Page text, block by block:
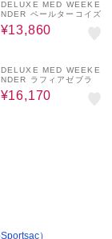
DELUXE MED WEEKE
NDER ペールターコイズ
¥13,860
DELUXE MED WEEKE
NDER ラフィアゼブラ
¥16,170
）